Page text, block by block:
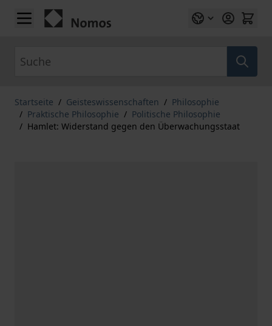
Zum Inhalt springen
Startseite / Geisteswissenschaften / Philosophie
/ Praktische Philosophie / Politische Philosophie
/ Hamlet: Widerstand gegen den Überwachungsstaat